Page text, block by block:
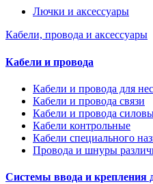
Лючки и аксессуары
Кабели, провода и аксессуары
Кабели и провода
Кабели и провода для
Кабели и провода связи
Кабели и провода
Кабели контрольные
Кабели специального
Провода и шнуры
Системы ввода и крепления